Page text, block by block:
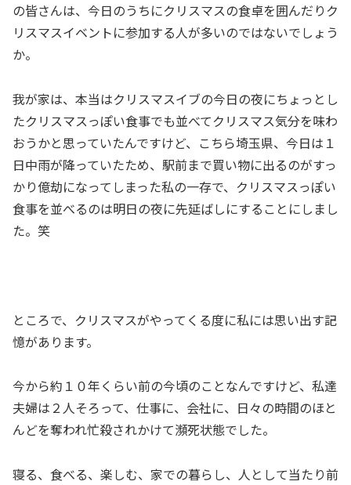
の皆さんは、今日のうちにクリスマスの食卓を囲んだりク
リスマスイベントに参加する人が多いのではないでしょう
か。
我が家は、本当はクリスマスイブの今日の夜にちょっとし
たクリスマスっぽい食事でも並べてクリスマス気分を味わ
おうかと思っていたんですけど、こちら埼玉県、今日は１
日中雨が降っていたため、駅前まで買い物に出るのがすっ
かり億劫になってしまった私の一存で、クリスマスっぽい
食事を並べるのは明日の夜に先延ばしにすることにしまし
た。笑
ところで、クリスマスがやってくる度に私には思い出す記
憶があります。
今から約１０年くらい前の今頃のことなんですけど、私達
夫婦は２人そろって、仕事に、会社に、日々の時間のほと
んどを奪われ忙殺されかけて瀕死状態でした。
寝る、食べる、楽しむ、家での暮らし、人として当たり前